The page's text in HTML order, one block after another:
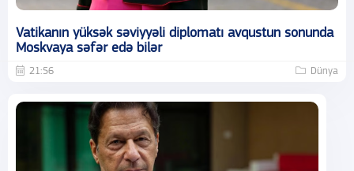
Vatikanın yüksək səviyyəli diplomatı avqustun sonunda
Moskvaya səfər edə bilər
21:56 Dünya